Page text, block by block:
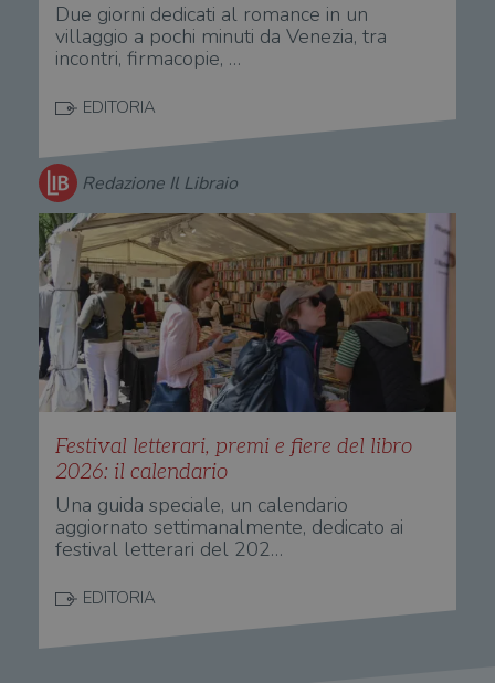
Due giorni dedicati al romance in un
villaggio a pochi minuti da Venezia, tra
incontri, firmacopie, …
EDITORIA
Redazione Il Libraio
Festival letterari, premi e fiere del libro
2026: il calendario
Una guida speciale, un calendario
aggiornato settimanalmente, dedicato ai
festival letterari del 202…
EDITORIA